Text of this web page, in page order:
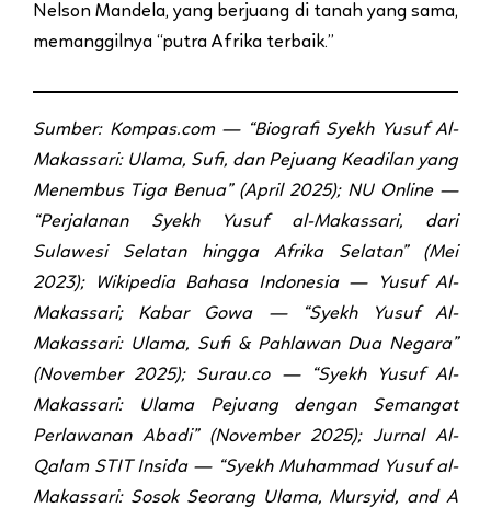
Nelson Mandela, yang berjuang di tanah yang sama,
memanggilnya “putra Afrika terbaik.”
Sumber: Kompas.com — “Biografi Syekh Yusuf Al-
Makassari: Ulama, Sufi, dan Pejuang Keadilan yang
Menembus Tiga Benua” (April 2025); NU Online —
“Perjalanan Syekh Yusuf al-Makassari, dari
Sulawesi Selatan hingga Afrika Selatan” (Mei
2023); Wikipedia Bahasa Indonesia — Yusuf Al-
Makassari; Kabar Gowa — “Syekh Yusuf Al-
Makassari: Ulama, Sufi & Pahlawan Dua Negara”
(November 2025); Surau.co — “Syekh Yusuf Al-
Makassari: Ulama Pejuang dengan Semangat
Perlawanan Abadi” (November 2025); Jurnal Al-
Qalam STIT Insida — “Syekh Muhammad Yusuf al-
Makassari: Sosok Seorang Ulama, Mursyid, and A